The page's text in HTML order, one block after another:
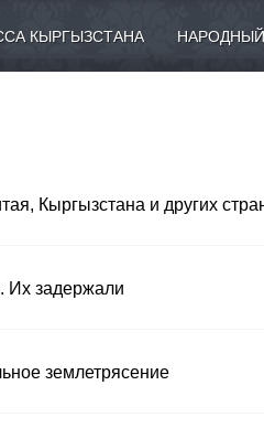
КЫРГЫЗСТАНА
Кыргызстана и других
Их задержали
землетрясение